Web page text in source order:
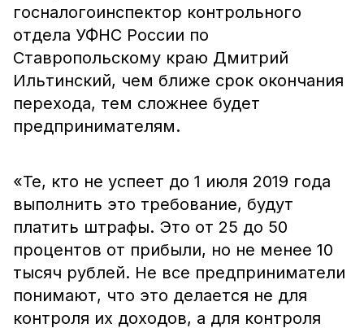
госналогоинспектор контрольного
отдела УФНС России по
Ставропольскому краю Дмитрий
Ильтинский, чем ближе срок окончания
перехода, тем сложнее будет
предпринимателям.
«Те, кто не успеет до 1 июля 2019 года
выполнить это требование, будут
платить штрафы. Это от 25 до 50
процентов от прибыли, но не менее 10
тысяч рублей. Не все предприниматели
понимают, что это делается не для
контроля их доходов, а для контроля